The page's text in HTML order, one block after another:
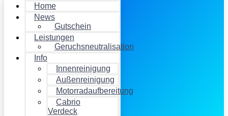
Home
News
Gutschein
Leistungen
Geruchsneutralisation
Info
Innenreinigung
Außenreinigung
Motorradaufbereitung
Cabrio
Verdeck